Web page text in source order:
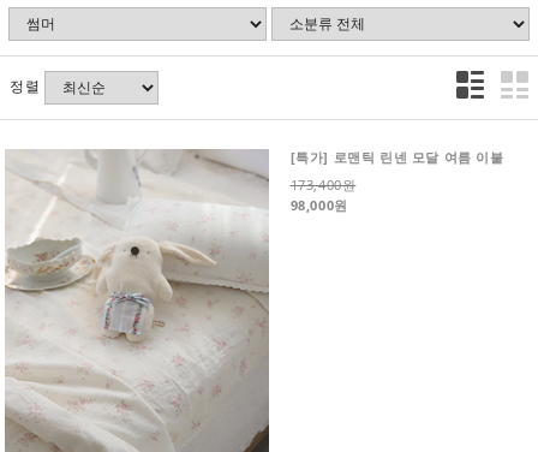
정렬
[특가] 로맨틱 린넨 모달 여름 이불
173,400원
98,000원